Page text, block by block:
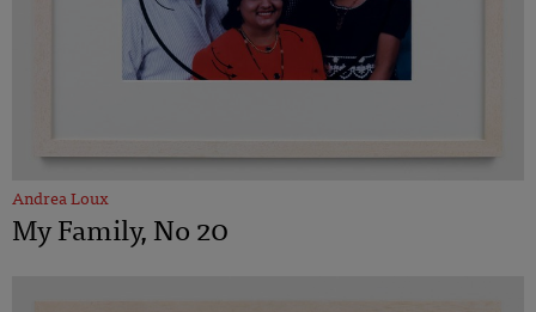
Andrea Loux
My Family, No 20